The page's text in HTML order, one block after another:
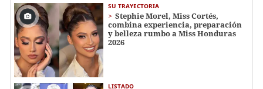
SU TRAYECTORIA
Stephie Morel, Miss Cortés,
combina experiencia, preparación
y belleza rumbo a Miss Honduras
2026
LISTADO